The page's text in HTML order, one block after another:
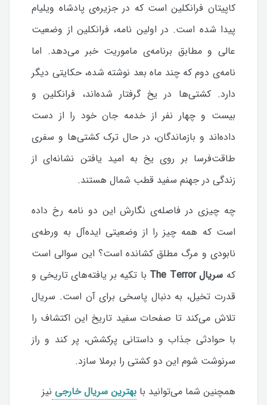
کاپیتان فرانکلین است که در جزیره‌ی پادشاه ویلیام
پیدا شده است. در اولین نامه، فرانکلین از وضعیت
عالی و مطابق برنامه‌ی ماموریت خبر می‌دهد. اما
نامه‌ی دوم که چند ماه بعد نوشته شده، حکایتی دیگر
دارد. کشتی‌ها در یخ گرفتار شده‌اند، فرانکلین و
بیست و چهار نفر از خدمه جان خود را از دست
داده‌اند و بازماندگان، در حال ترک کشتی‌ها و سفری
طاقت‌فرسا بر روی یخ به امید یافتن نشانه‌ای از
زندگی در جهنم سفید قطب شمال هستند.
چه چیزی در فاصله‌ی نگارش این دو نامه رخ داده
است که همه چیز را از وضعیتی ایده‌آل به ورطه‌ی
نابودی و مرگ مطلق کشانده است؟ این سوالی است
که سریال The Terror
با تکیه بر یافته‌های تاریخی و
قدرت تخیل، به دنبال پاسخی برای آن است. سریال
تلاش می‌کند تا صفحات سفید تاریخ این اکتشاف را
با حوادثی جذاب و داستانی پرکشش، پر کند و راز
سرنوشت شوم این دو کشتی را برملا سازد.
همچنین شما می‌توانید بابهترین سریال خارجی نیز